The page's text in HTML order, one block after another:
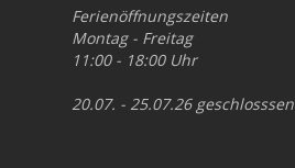
Ferienöffnungszeiten
Montag - Freitag
11:00 - 18:00 Uhr
20.07. - 25.07.26 geschlosssen